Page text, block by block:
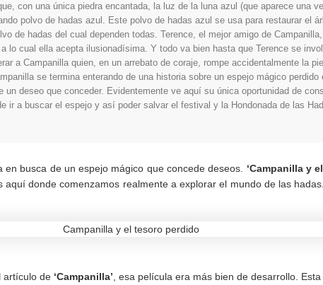
con una única piedra encantada, la luz de la luna azul (que aparece una
polvo de hadas azul. Este polvo de hadas azul se usa para restaurar el
de hadas del cual dependen todas. Terence, el mejor amigo de
lo cual ella acepta ilusionadísima. Y todo va bien hasta que Terence se
a Campanilla quien, en un arrebato de coraje, rompe accidentalmente la
se termina enterando de una historia sobre un espejo mágico perdido
un deseo que conceder. Evidentemente ve aquí su única oportunidad de
ir a buscar el espejo y así poder salvar el festival y la Hondonada de las
busca de un espejo mágico que concede deseos. ‘Campanilla y
donde comenzamos realmente a explorar el mundo de las
artículo de ‘Campanilla’ , esa película era más bien de desarrollo.